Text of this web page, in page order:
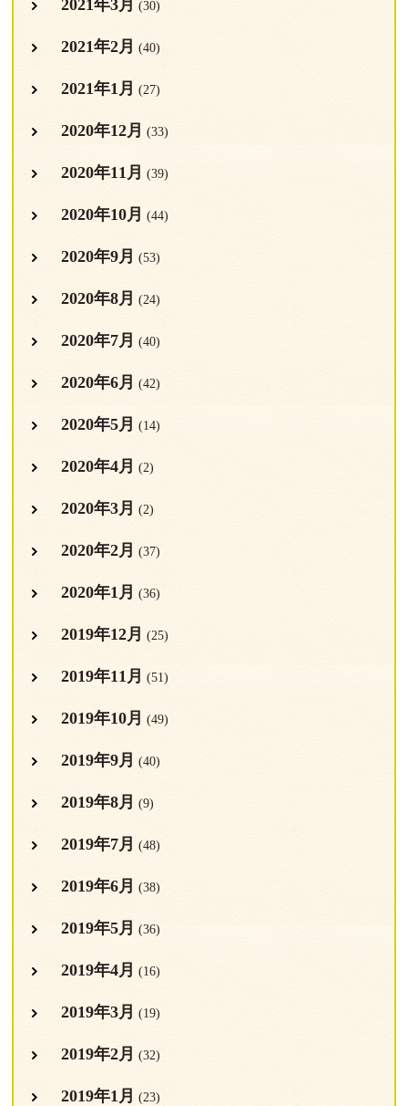
2021年3月 (30)
2021年2月 (40)
2021年1月 (27)
2020年12月 (33)
2020年11月 (39)
2020年10月 (44)
2020年9月 (53)
2020年8月 (24)
2020年7月 (40)
2020年6月 (42)
2020年5月 (14)
2020年4月 (2)
2020年3月 (2)
2020年2月 (37)
2020年1月 (36)
2019年12月 (25)
2019年11月 (51)
2019年10月 (49)
2019年9月 (40)
2019年8月 (9)
2019年7月 (48)
2019年6月 (38)
2019年5月 (36)
2019年4月 (16)
2019年3月 (19)
2019年2月 (32)
2019年1月 (23)